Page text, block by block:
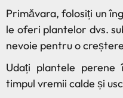
Primăvara, folosiți un
le oferi plantelor dvs.
nevoie pentru o
Udați plantele
timpul vremii calde și